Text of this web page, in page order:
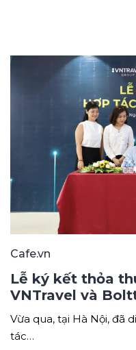
Cafe.vn
Lễ ký kết thỏa
VNTravel và
Vừa qua, tại Hà Nội, đã
tác…